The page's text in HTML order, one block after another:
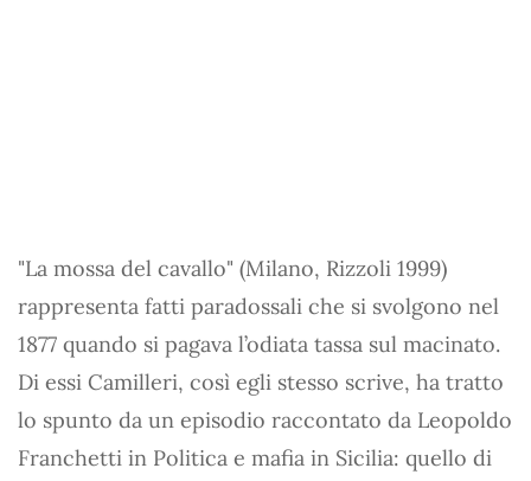
"La mossa del cavallo" (Milano, Rizzoli 1999)
rappresenta fatti paradossali che si svolgono nel
1877 quando si pagava l’odiata tassa sul macinato.
Di essi Camilleri, così egli stesso scrive, ha tratto
lo spunto da un episodio raccontato da Leopoldo
Franchetti in Politica e mafia in Sicilia: quello di